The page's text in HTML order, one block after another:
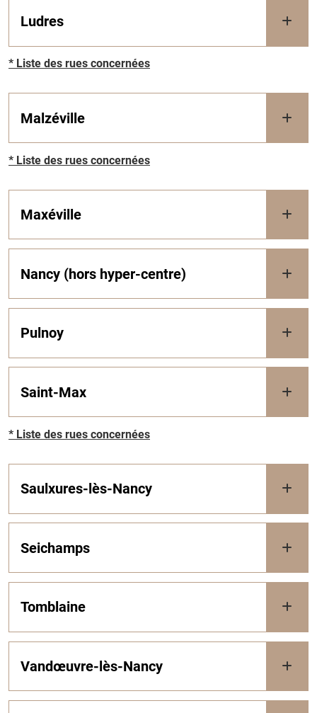
Ludres
* Liste des rues concernées
Malzéville
* Liste des rues concernées
Maxéville
Nancy (hors hyper-centre)
Pulnoy
Saint-Max
* Liste des rues concernées
Saulxures-lès-Nancy
Seichamps
Tomblaine
Vandœuvre-lès-Nancy